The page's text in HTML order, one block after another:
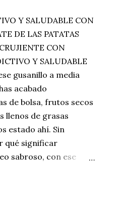
Y SALUDABLE CON
DE LAS PATATAS
CON
Y SALUDABLE
gusanillo a media
acabado
de bolsa, frutos secos
llenos de grasas
estado ahí. Sin
qué significar
sabroso, con ese
nos satisface.
van a cambiar por